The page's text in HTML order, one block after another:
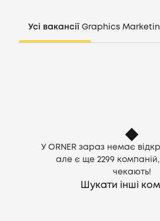
CV
Усі вакансії Graphics
У ORNER зараз немає
але є ще 2299
чекають!
Шукати інші